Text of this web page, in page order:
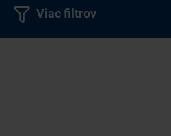
Viac filtrov